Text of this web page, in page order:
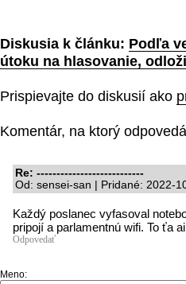
Diskusia k článku: Podľa
útoku na hlasovanie,
Prispievajte do diskusií ako
Komentár, na ktorý
Re: ---------------------------
Od: sensei-san | Pridané: 2022-
Každý poslanec vyfasoval
pripojí a parlamentnú wifi. To ťa
Odpovedať
Meno: